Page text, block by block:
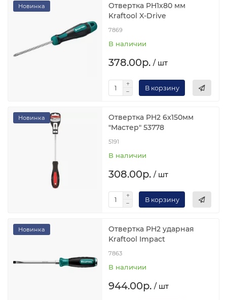
Новинка
Отвертка PH1х80 мм
Kraftool X-Drive
7869
В наличии
378.00р. / шт
В корзину
Новинка
Отвертка PH2 6x150мм
"Мастер" 53778
5191
В наличии
308.00р. / шт
В корзину
Новинка
Отвертка PH2 ударная
Kraftool Impact
7863
В наличии
944.00р. / шт